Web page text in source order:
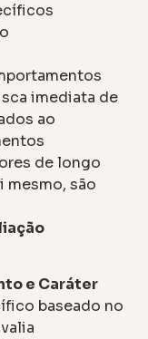
imediata de
ao
de longo
mesmo, são
e Caráter
baseado no